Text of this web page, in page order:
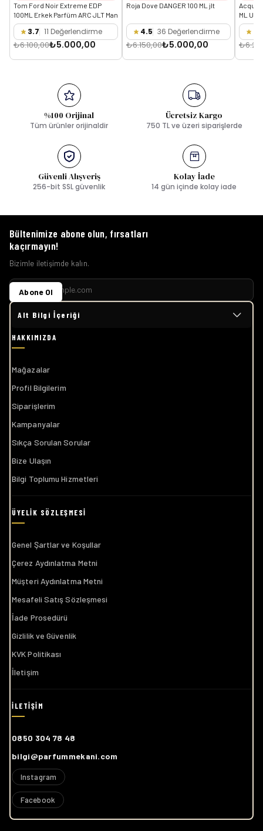
Tom Ford Noir Extreme EDP
100ML Erkek Parfüm ARC JLT Man
3.7 11 Değerlendirme
₺6.100,00₺5.000,00
Roja Dove DANGER 100 ML jlt
4.5 36 Değerlendirme
₺6.150,00₺5.000,00
Acqua
ML
%100 Orijinal
Tüm ürünler orijinaldir
Ücretsiz Kargo
750 TL ve üzeri siparişlerde
Güvenli Alışveriş
256-bit SSL güvenlik
Kolay İade
14 gün içinde kolay iade
Alt Bilgi İçeriği
Mağazalar
Profil Bilgilerim
Siparişlerim
Kampanyalar
Sıkça Sorulan Sorular
Bize Ulaşın
Bilgi Toplumu Hizmetleri
Genel Şartlar ve Koşullar
Çerez Aydınlatma Metni
Müşteri Aydınlatma Metni
Mesafeli Satış Sözleşmesi
İade Prosedürü
Gizlilik ve Güvenlik
KVK Politikası
İletişim
0850 304 78 48
bilgi@parfummekani.com
Instagram
Facebook
Bültenimize abone olun, fırsatları
kaçırmayın!
Bizimle iletişimde kalın.
Abone Ol